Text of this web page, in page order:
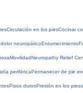
Circulación en los piesCocinar
dolor neuropáticoEntumecimiento
Movilidad Neuropathy Relief
periféricaPermanecer de pie
Pisos durosPresión en los pies